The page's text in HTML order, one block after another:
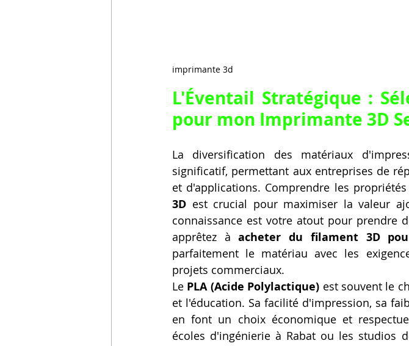
imprimante 3d
L'Éventail Stratégique :
pour mon Imprimante 3D
La diversification des matériaux
significatif, permettant aux entreprises de
et d'applications. Comprendre les
3D est crucial pour maximiser la valeur
connaissance est votre atout pour prendre
apprêtez à acheter du filament 3D
parfaitement le matériau avec les
projets commerciaux.
Le PLA (Acide Polylactique) est souvent le
et l'éducation. Sa facilité d'impression, sa
en font un choix économique et
écoles d'ingénierie à Rabat ou les studios